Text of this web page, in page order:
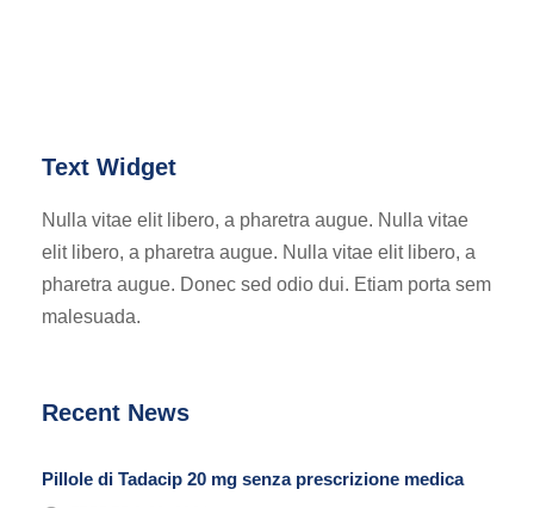
Text Widget
Nulla vitae elit libero, a pharetra augue. Nulla vitae
elit libero, a pharetra augue. Nulla vitae elit libero, a
pharetra augue. Donec sed odio dui. Etiam porta sem
malesuada.
Recent News
Pillole di Tadacip 20 mg senza prescrizione medica